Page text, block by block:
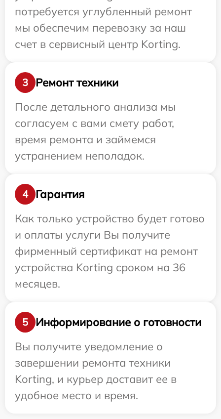
потребуется углубленный ремонт
мы обеспечим перевозку за наш
счет в сервисный центр Korting.
3
Ремонт техники
После детального анализа мы
согласуем с вами смету работ,
время ремонта и займемся
устранением неполадок.
4
Гарантия
Как только устройство будет готово
и оплаты услуги Вы получите
фирменный сертификат на ремонт
устройства Korting сроком на 36
месяцев.
5
Информирование о готовности
Вы получите уведомление о
завершении ремонта техники
Korting, и курьер доставит ее в
удобное место и время.